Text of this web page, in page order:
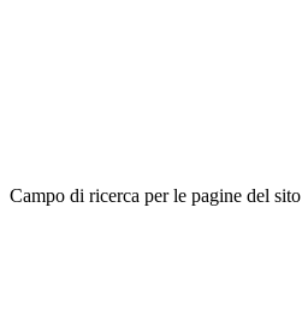
Campo di ricerca per le pagine del sito